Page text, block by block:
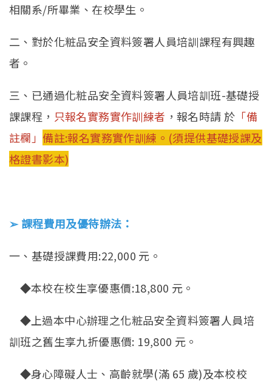
相關系/所畢業、在校學生。
二、對於化粧品安全資料簽署人員培訓課程有興趣
者。
三、已通過化粧品安全資料簽署人員培訓班-基礎授
課課程， 只報名實務實作訓練者 ，報名時請 於 「備
註欄」 備註:報名實務實作訓練。(須提供基礎授課及
格證書影本)
➢ 課程費用及優待辦法：
一、基礎授課費用:22,000 元。
◆本校在校生享優惠價:18,800 元。
◆上過本中心辦理之化粧品安全資料簽署人員培
訓班之舊生享九折優惠價: 19,800 元。
◆身心障礙人士、高齡就學(滿 65 歲)及本校校